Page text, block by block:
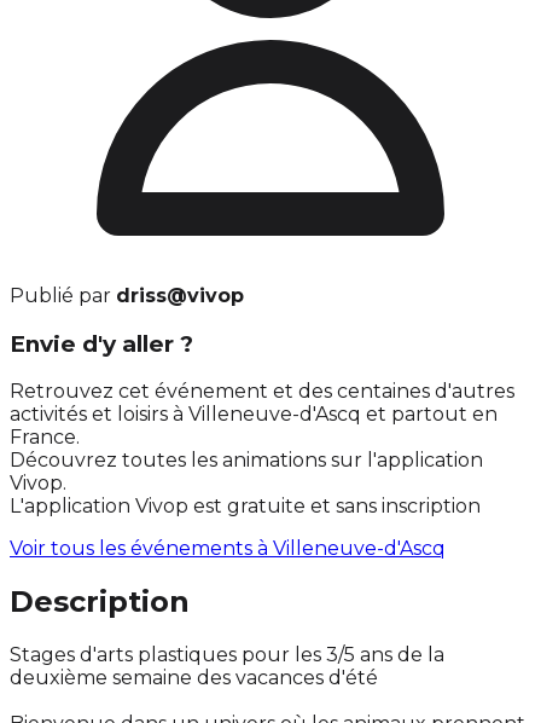
Publié par driss@vivop
Envie d'y aller ?
Retrouvez cet événement et des centaines d'autres
activités et loisirs à Villeneuve-d'Ascq et partout en
France.
Découvrez toutes les animations sur l'application
Vivop.
L'application Vivop est gratuite et sans inscription
Voir tous les événements à Villeneuve-d'Ascq
Description
Stages d'arts plastiques pour les 3/5 ans de la
deuxième semaine des vacances d'été